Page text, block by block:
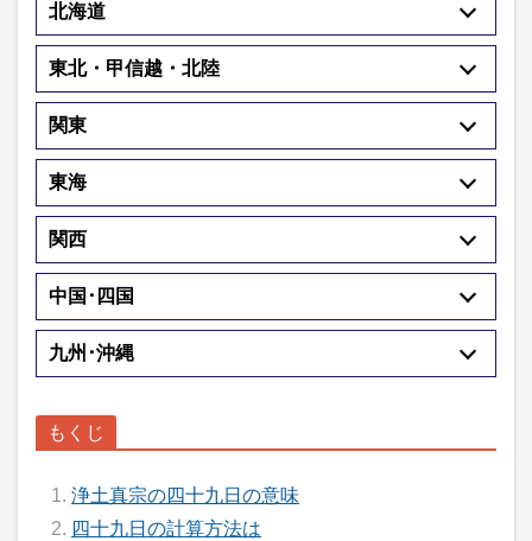
北海道
東北・甲信越・北陸
関東
東海
関西
中国･四国
九州･沖縄
浄土真宗の四十九日の意味
四十九日の計算方法は